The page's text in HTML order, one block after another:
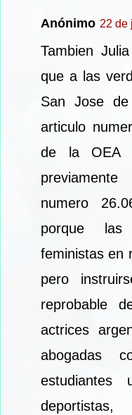
Anónimo 22 de
Tambien
que a las
San Jose
articulo
de la OEA
numero
porque
feministas en
pero
reprobable
actrices
abogadas
estudiantes
deportistas,